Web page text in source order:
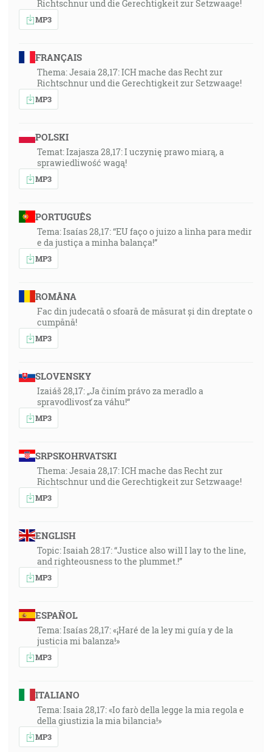
Richtschnur und die Gerechtigkeit zur Setzwaage!
MP3
FRANÇAIS
Thema: Jesaia 28,17: ICH mache das Recht zur
Richtschnur und die Gerechtigkeit zur Setzwaage!
MP3
POLSKI
Temat: Izajasza 28,17: I uczynię prawo miarą, a
sprawiedliwość wagą!
MP3
PORTUGUÊS
Tema: Isaías 28,17: “EU faço o juizo a linha para medir
e da justiça a minha balança!”
MP3
ROMÂNA
Fac din judecată o sfoară de măsurat și din dreptate o
cumpănă!
MP3
SLOVENSKY
Izaiáš 28,17: „Ja činím právo za meradlo a
spravodlivosť za váhu!“
MP3
SRPSKOHRVATSKI
Thema: Jesaia 28,17: ICH mache das Recht zur
Richtschnur und die Gerechtigkeit zur Setzwaage!
MP3
ENGLISH
Topic: Isaiah 28:17: “Justice also will I lay to the line,
and righteousness to the plummet.!”
MP3
ESPAÑOL
Tema: Isaías 28,17: «¡Haré de la ley mi guía y de la
justicia mi balanza!»
MP3
ITALIANO
Tema: Isaia 28,17: «Io farò della legge la mia regola e
della giustizia la mia bilancia!»
MP3